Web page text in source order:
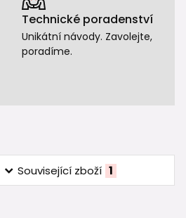
Technické poradenství
Unikátní návody. Zavolejte,
poradíme.
Související zboží 1